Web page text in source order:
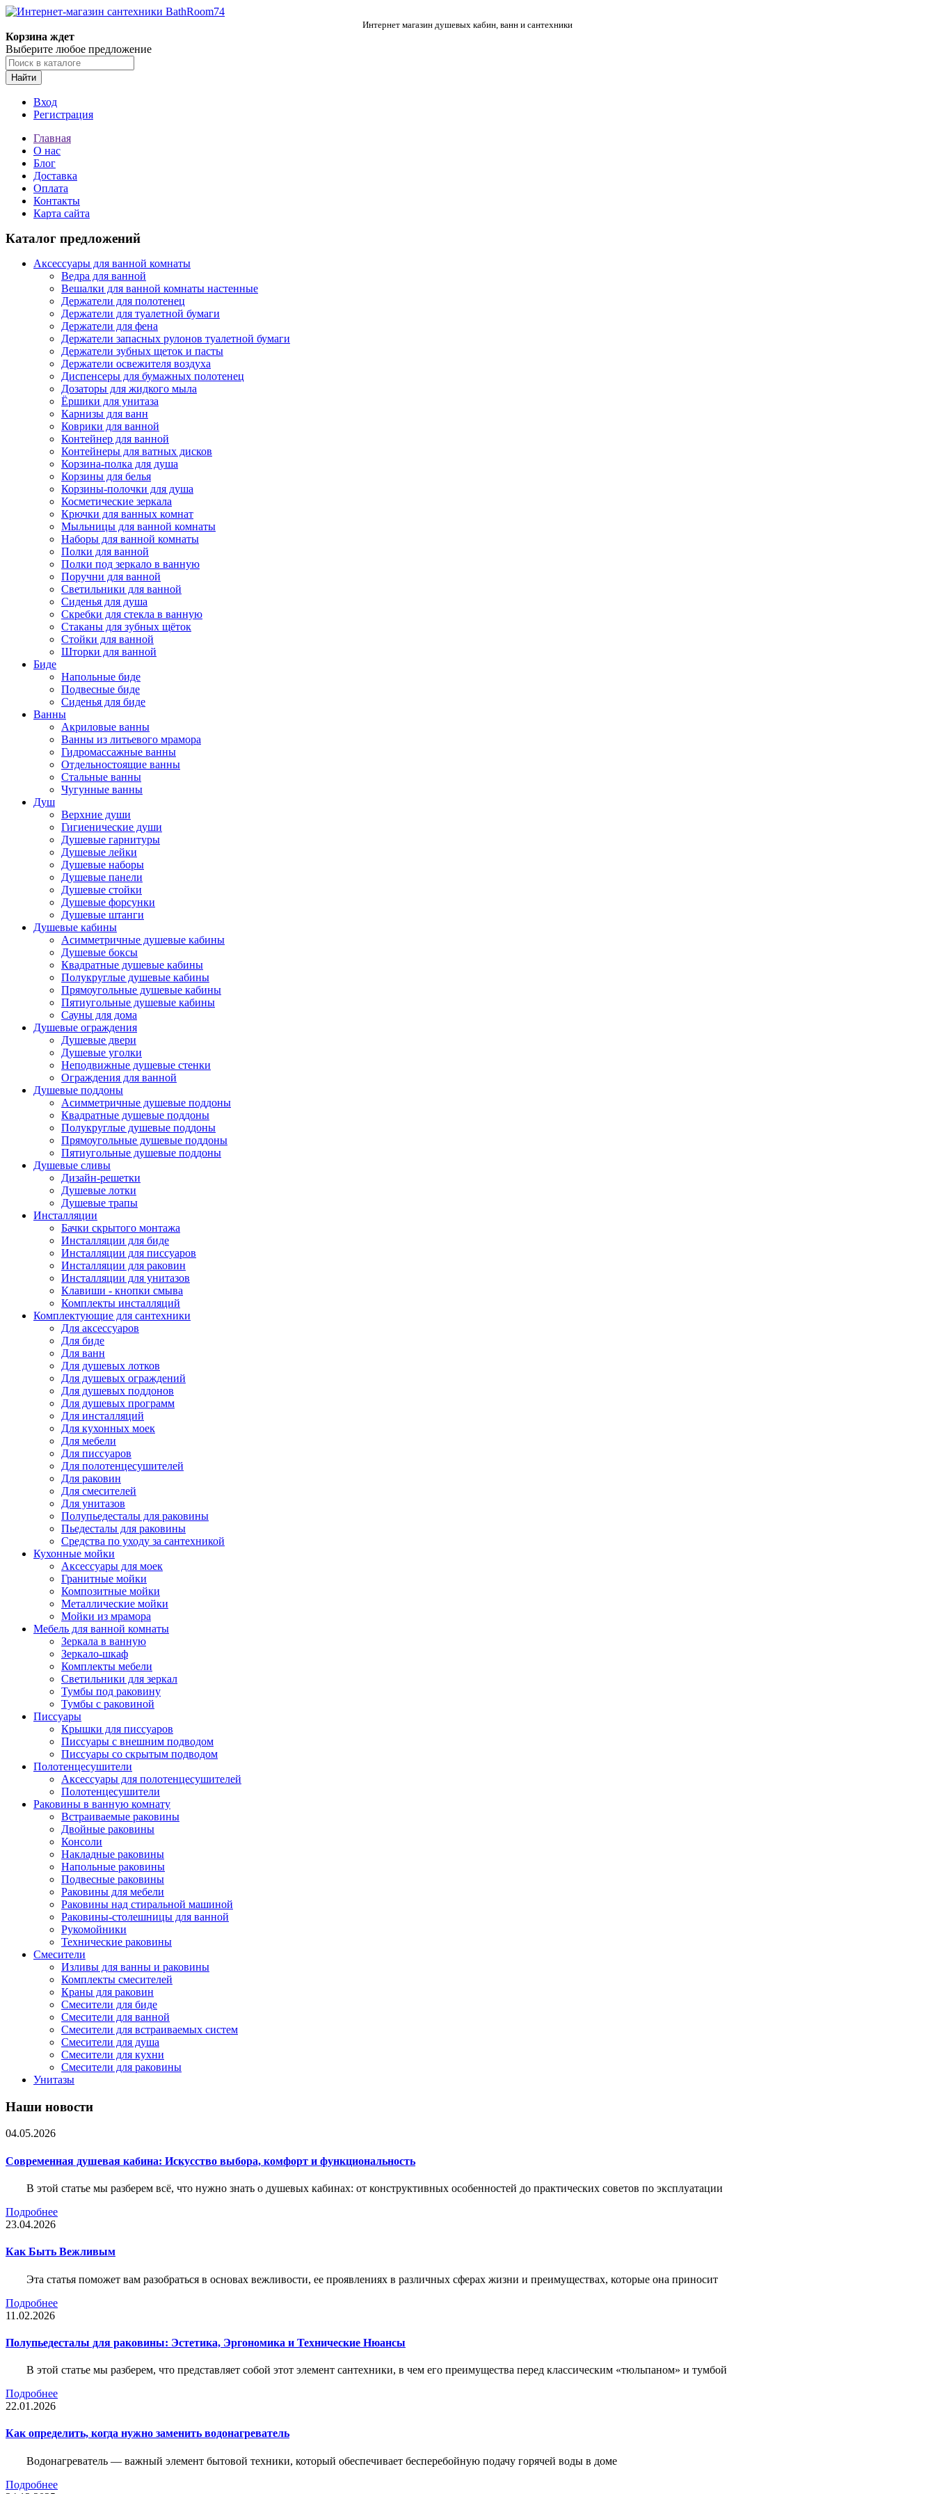
Интернет магазин душевых кабин, ванн и сантехники
Корзина ждет
Выберите любое предложение
Найти
Вход
Регистрация
Главная
О нас
Блог
Доставка
Оплата
Контакты
Карта сайта
Каталог предложений
Аксессуары для ванной комнаты
Ведра для ванной
Вешалки для ванной комнаты настенные
Держатели для полотенец
Держатели для туалетной бумаги
Держатели для фена
Держатели запасных рулонов туалетной бумаги
Держатели зубных щеток и пасты
Держатели освежителя воздуха
Диспенсеры для бумажных полотенец
Дозаторы для жидкого мыла
Ёршики для унитаза
Карнизы для ванн
Коврики для ванной
Контейнер для ванной
Контейнеры для ватных дисков
Корзина-полка для душа
Корзины для белья
Корзины-полочки для душа
Косметические зеркала
Крючки для ванных комнат
Мыльницы для ванной комнаты
Наборы для ванной комнаты
Полки для ванной
Полки под зеркало в ванную
Поручни для ванной
Светильники для ванной
Сиденья для душа
Скребки для стекла в ванную
Стаканы для зубных щёток
Стойки для ванной
Шторки для ванной
Биде
Напольные биде
Подвесные биде
Сиденья для биде
Ванны
Акриловые ванны
Ванны из литьевого мрамора
Гидромассажные ванны
Отдельностоящие ванны
Стальные ванны
Чугунные ванны
Душ
Верхние души
Гигиенические души
Душевые гарнитуры
Душевые лейки
Душевые наборы
Душевые панели
Душевые стойки
Душевые форсунки
Душевые штанги
Душевые кабины
Асимметричные душевые кабины
Душевые боксы
Квадратные душевые кабины
Полукруглые душевые кабины
Прямоугольные душевые кабины
Пятиугольные душевые кабины
Сауны для дома
Душевые ограждения
Душевые двери
Душевые уголки
Неподвижные душевые стенки
Ограждения для ванной
Душевые поддоны
Асимметричные душевые поддоны
Квадратные душевые поддоны
Полукруглые душевые поддоны
Прямоугольные душевые поддоны
Пятиугольные душевые поддоны
Душевые сливы
Дизайн-решетки
Душевые лотки
Душевые трапы
Инсталляции
Бачки скрытого монтажа
Инсталляции для биде
Инсталляции для писсуаров
Инсталляции для раковин
Инсталляции для унитазов
Клавиши - кнопки смыва
Комплекты инсталляций
Комплектующие для сантехники
Для аксессуаров
Для биде
Для ванн
Для душевых лотков
Для душевых ограждений
Для душевых поддонов
Для душевых программ
Для инсталляций
Для кухонных моек
Для мебели
Для писсуаров
Для полотенцесушителей
Для раковин
Для смесителей
Для унитазов
Полупьедесталы для раковины
Пьедесталы для раковины
Средства по уходу за сантехникой
Кухонные мойки
Аксессуары для моек
Гранитные мойки
Композитные мойки
Металлические мойки
Мойки из мрамора
Мебель для ванной комнаты
Зеркала в ванную
Зеркало-шкаф
Комплекты мебели
Светильники для зеркал
Тумбы под раковину
Тумбы с раковиной
Писсуары
Крышки для писсуаров
Писсуары с внешним подводом
Писсуары со скрытым подводом
Полотенцесушители
Аксессуары для полотенцесушителей
Полотенцесушители
Раковины в ванную комнату
Встраиваемые раковины
Двойные раковины
Консоли
Накладные раковины
Напольные раковины
Подвесные раковины
Раковины для мебели
Раковины над стиральной машиной
Раковины-столешницы для ванной
Рукомойники
Технические раковины
Смесители
Изливы для ванны и раковины
Комплекты смесителей
Краны для раковин
Смесители для биде
Смесители для ванной
Смесители для встраиваемых систем
Смесители для душа
Смесители для кухни
Смесители для раковины
Унитазы
Наши новости
04.05.2026
Современная душевая кабина: Искусство выбора, комфорт и функциональность
В этой статье мы разберем всё, что нужно знать о душевых кабинах: от конструктивных особенностей до практических советов по эксплуатации
Подробнее
23.04.2026
Как Быть Вежливым
Эта статья поможет вам разобраться в основах вежливости, ее проявлениях в различных сферах жизни и преимуществах, которые она приносит
Подробнее
11.02.2026
Полупьедесталы для раковины: Эстетика, Эргономика и Технические Нюансы
В этой статье мы разберем, что представляет собой этот элемент сантехники, в чем его преимущества перед классическим «тюльпаном» и тумбой
Подробнее
22.01.2026
Как определить, когда нужно заменить водонагреватель
Водонагреватель — важный элемент бытовой техники, который обеспечивает бесперебойную подачу горячей воды в доме
Подробнее